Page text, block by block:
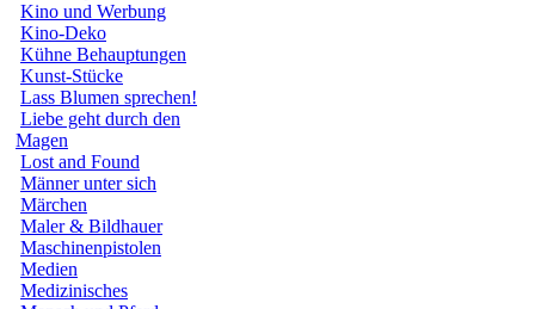
Kino und Werbung
Kino-Deko
Kühne Behauptungen
Kunst-Stücke
Lass Blumen sprechen!
Liebe geht durch den
Magen
Lost and Found
Männer unter sich
Märchen
Maler & Bildhauer
Maschinenpistolen
Medien
Medizinisches